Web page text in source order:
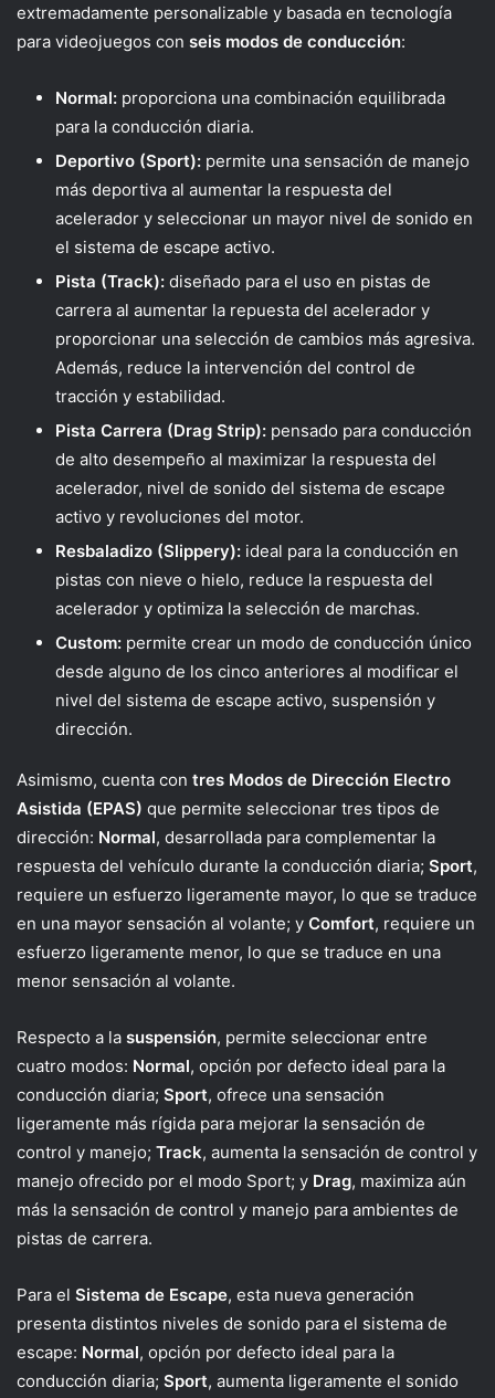
extremadamente personalizable y basada en tecnología
para videojuegos con seis modos de conducción:
Normal: proporciona una combinación equilibrada
para la conducción diaria.
Deportivo (Sport): permite una sensación de manejo
más deportiva al aumentar la respuesta del
acelerador y seleccionar un mayor nivel de sonido en
el sistema de escape activo.
Pista (Track): diseñado para el uso en pistas de
carrera al aumentar la repuesta del acelerador y
proporcionar una selección de cambios más agresiva.
Además, reduce la intervención del control de
tracción y estabilidad.
Pista Carrera (Drag Strip): pensado para conducción
de alto desempeño al maximizar la respuesta del
acelerador, nivel de sonido del sistema de escape
activo y revoluciones del motor.
Resbaladizo (Slippery): ideal para la conducción en
pistas con nieve o hielo, reduce la respuesta del
acelerador y optimiza la selección de marchas.
Custom: permite crear un modo de conducción único
desde alguno de los cinco anteriores al modificar el
nivel del sistema de escape activo, suspensión y
dirección.
Asimismo, cuenta con tres Modos de Dirección Electro
Asistida (EPAS) que permite seleccionar tres tipos de
dirección: Normal, desarrollada para complementar la
respuesta del vehículo durante la conducción diaria; Sport,
requiere un esfuerzo ligeramente mayor, lo que se traduce
en una mayor sensación al volante; y Comfort, requiere un
esfuerzo ligeramente menor, lo que se traduce en una
menor sensación al volante.
Respecto a la suspensión, permite seleccionar entre
cuatro modos: Normal, opción por defecto ideal para la
conducción diaria; Sport, ofrece una sensación
ligeramente más rígida para mejorar la sensación de
control y manejo; Track, aumenta la sensación de control y
manejo ofrecido por el modo Sport; y Drag, maximiza aún
más la sensación de control y manejo para ambientes de
pistas de carrera.
Para el Sistema de Escape, esta nueva generación
presenta distintos niveles de sonido para el sistema de
escape: Normal, opción por defecto ideal para la
conducción diaria; Sport, aumenta ligeramente el sonido